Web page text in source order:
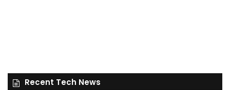
Recent Tech News